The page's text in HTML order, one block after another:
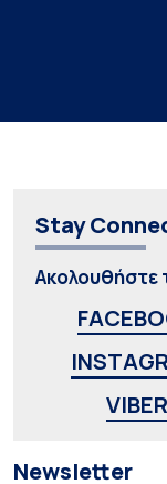
Stay
Ακολουθήστε
VIBER
Newsletter